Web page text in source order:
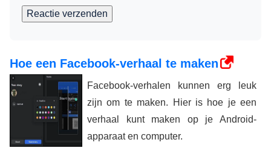
Reactie verzenden
Hoe een Facebook-verhaal te maken
Facebook-verhalen kunnen erg leuk
zijn om te maken. Hier is hoe je een
verhaal kunt maken op je Android-
apparaat en computer.